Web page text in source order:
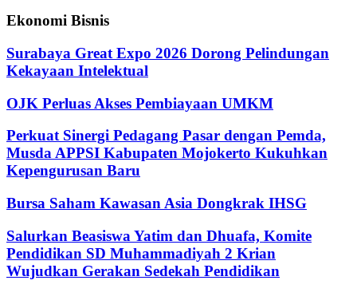
Ekonomi Bisnis
Surabaya Great Expo 2026 Dorong Pelindungan
Kekayaan Intelektual
OJK Perluas Akses Pembiayaan UMKM
Perkuat Sinergi Pedagang Pasar dengan Pemda,
Musda APPSI Kabupaten Mojokerto Kukuhkan
Kepengurusan Baru
Bursa Saham Kawasan Asia Dongkrak IHSG
Salurkan Beasiswa Yatim dan Dhuafa, Komite
Pendidikan SD Muhammadiyah 2 Krian
Wujudkan Gerakan Sedekah Pendidikan